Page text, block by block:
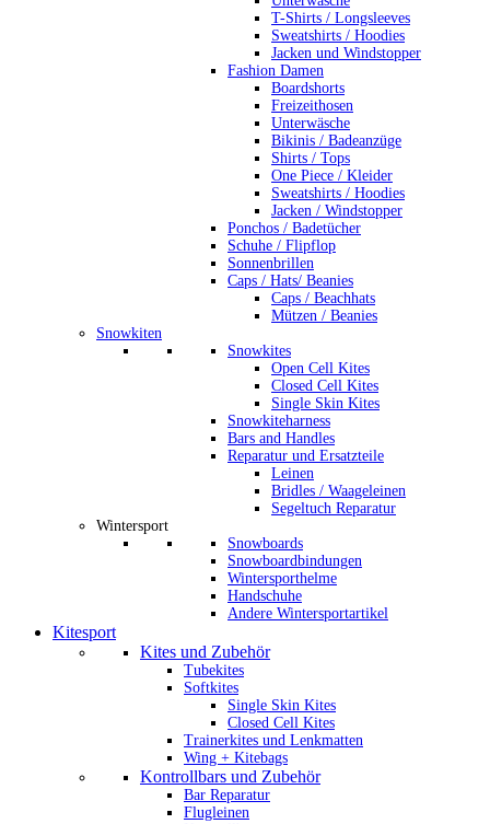
T-Shirts / Longsleeves
Sweatshirts / Hoodies
Jacken und Windstopper
Fashion Damen
Boardshorts
Freizeithosen
Unterwäsche
Bikinis / Badeanzüge
Shirts / Tops
One Piece / Kleider
Sweatshirts / Hoodies
Jacken / Windstopper
Ponchos / Badetücher
Schuhe / Flipflop
Sonnenbrillen
Caps / Hats/ Beanies
Caps / Beachhats
Mützen / Beanies
Snowkiten
Snowkites
Open Cell Kites
Closed Cell Kites
Single Skin Kites
Snowkiteharness
Bars and Handles
Reparatur und Ersatzteile
Leinen
Bridles / Waageleinen
Segeltuch Reparatur
Wintersport
Snowboards
Snowboardbindungen
Wintersporthelme
Handschuhe
Andere Wintersportartikel
Kitesport
Kites und Zubehör
Tubekites
Softkites
Single Skin Kites
Closed Cell Kites
Trainerkites und Lenkmatten
Wing + Kitebags
Kontrollbars und Zubehör
Bar Reparatur
Flugleinen